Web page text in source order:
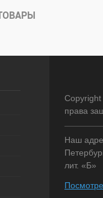
права
Наш
лит. «Б»